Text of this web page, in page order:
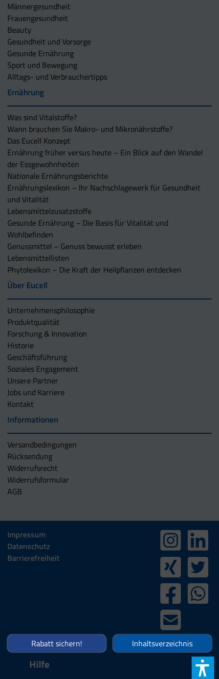
Männergesundheit
Frauengesundheit
Beauty
Gesundheit und Vorsorge
Gesunde Ernährung
Sport und Bewegung
Alltags- und Verbrauchertipps
Ernährung
Was sind Vitalstoffe?
Wann brauchen Sie Makro- und Mikronährstoffe?
Das Eucell Konzept
Ernährung früher versus heute – Ein Blick auf den Wandel
der Essgewohnheiten
Nationale Ernährungsberichte
Ernährungslexikon – Ihr Nachschlagewerk für Gesundheit
und Vitalität
Lebensmittelzusatzstoffe
Gesunde Ernährung – Die Basis für Vitalität und
Wohlbefinden
Genussmittel – Genuss bewusst erleben
Lebensmittellisten
Phytolexikon – Die Kraft der Heilpflanzen entdecken
Über Eucell
Unternehmens­philosophie
Produktqualität
Forschung & Innovation
Historie
Geschäftsführung
Soziales Engagement
Unsere Partner
Jobs und Karriere
Kontakt
Informationen
Versandbedingungen
Rücksendung
Widerrufsrecht
Widerrufsformular
AGB
Impressum
Datenschutz
Barrierefreiheit
Rabatt sichern! Inhaltsverzeichnis
Hilfe